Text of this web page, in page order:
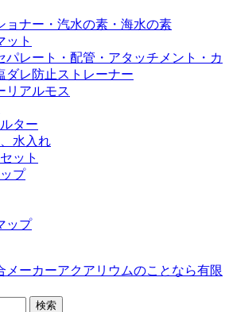
ョナー・汽水の素・海水の素
ット
パレート・配管・アタッチメント・カ
ダレ防止ストレーナー
リアルモス
ター
水入れ
ット
プ
ップ